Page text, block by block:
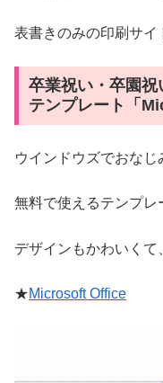
表書きのみの印刷サイ
卒業祝い・卒園
テンプレート「
ウインドウズでおなじ
無料で使えるテンプレ
デザインもかわいくて
★Microsoft Office